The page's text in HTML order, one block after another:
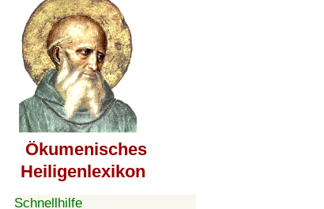
Ökumenisches
Heiligenlexikon
Schnellhilfe